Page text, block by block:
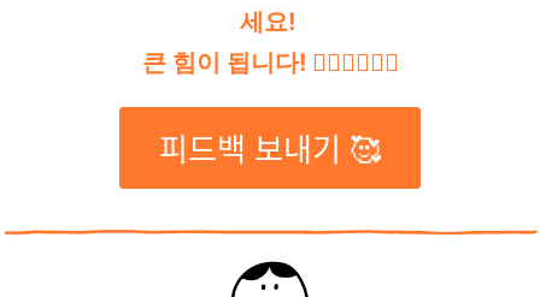
세요!
큰 힘이 됩니다! 👇🏽👇🏽👇🏽
피드백 보내기 🥰